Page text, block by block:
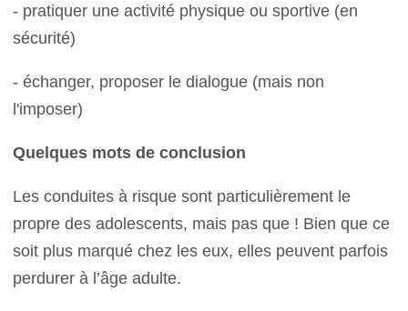
- pratiquer une activité physique ou sportive (en
sécurité)
- échanger, proposer le dialogue (mais non
l'imposer)
Quelques mots de conclusion
Les conduites à risque sont particulièrement le
propre des adolescents, mais pas que ! Bien que ce
soit plus marqué chez les eux, elles peuvent parfois
perdurer à l’âge adulte.